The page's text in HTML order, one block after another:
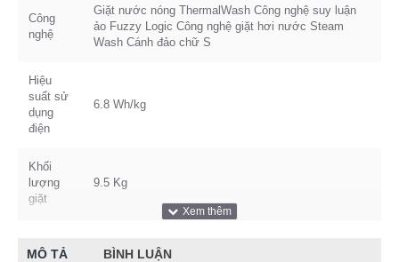
Công
nghệ
Giặt nước nóng ThermalWash Công nghệ suy luận
ảo Fuzzy Logic Công nghệ giặt hơi nước Steam
Wash Cánh đảo chữ S
Hiệu
suất sử
dụng
điện
6.8 Wh/kg
Khối
lượng
giặt
9.5 Kg
máy
Cửa trước
MÔ TẢ BÌNH LUẬN